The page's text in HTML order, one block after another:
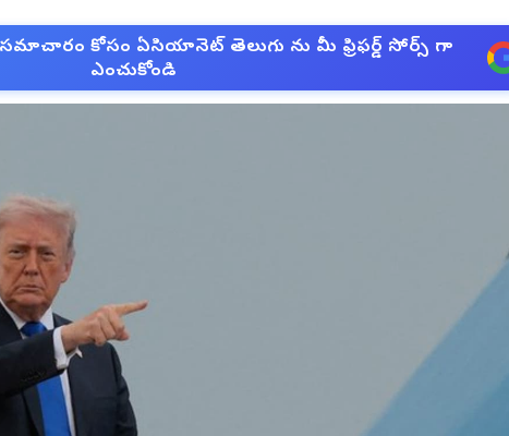
సమాచారం కోసం ఏసియానెట్ తెలుగు ను మీ ఫ్రిఫర్డ్ సోర్స్ గా
ఎంచుకోండి